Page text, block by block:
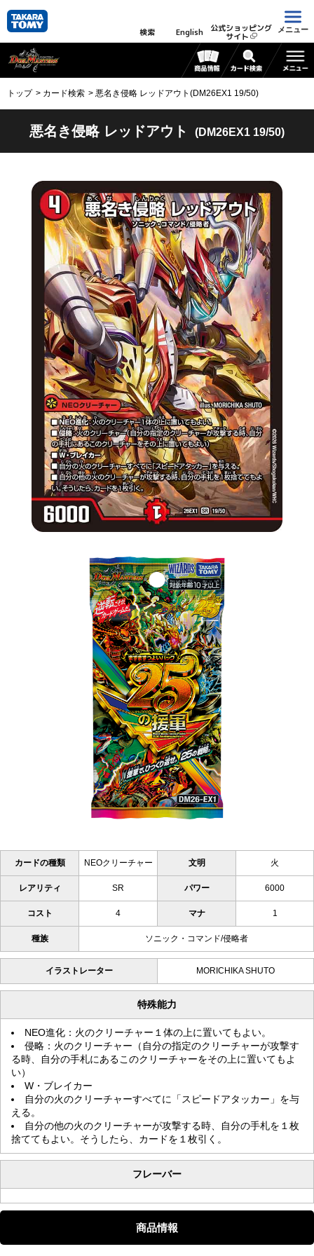
検索 English 公式ショッピング
サイト
メニュー
トップ カード検索 悪名き侵略 レッドアウト(DM26EX1 19/50)
悪名き侵略 レッドアウト (DM26EX1 19/50)
カードの種類 NEOクリーチャー 文明 火
レアリティ SR パワー 6000
コスト 4 マナ 1
種族 ソニック・コマンド/侵略者
イラストレーター MORICHIKA SHUTO
特殊能力
NEO進化：火のクリーチャー１体の上に置いてもよい。
侵略：火のクリーチャー（自分の指定のクリーチャーが攻撃す
る時、自分の手札にあるこのクリーチャーをその上に置いてもよ
い）
W・ブレイカー
自分の火のクリーチャーすべてに「スピードアタッカー」を与
える。
自分の他の火のクリーチャーが攻撃する時、自分の手札を１枚
捨ててもよい。そうしたら、カードを１枚引く。
フレーバー
商品情報